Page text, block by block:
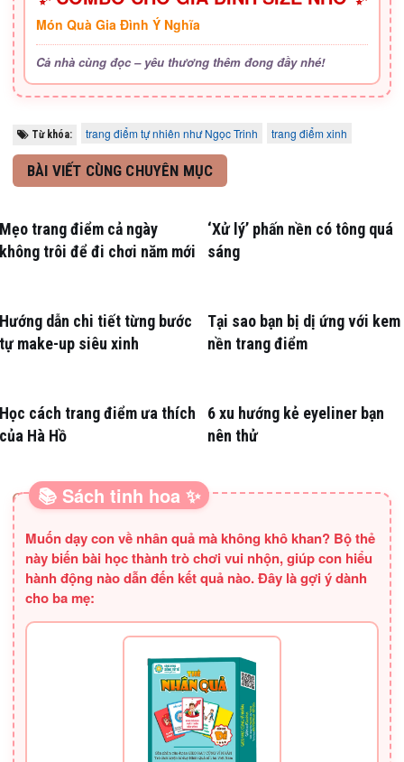
Món Quà Gia Đình Ý Nghĩa
Cả nhà cùng đọc – yêu thương thêm đong đầy nhé!
Từ khóa: trang điểm tự nhiên như Ngọc Trinh trang điểm xinh
BÀI VIẾT CÙNG CHUYÊN MỤC
Mẹo trang điểm cả ngày
không trôi để đi chơi năm mới
‘Xử lý’ phấn nền có tông quá
sáng
Hướng dẫn chi tiết từng bước
tự make-up siêu xinh
Tại sao bạn bị dị ứng với kem
nền trang điểm
Học cách trang điểm ưa thích
của Hà Hồ
6 xu hướng kẻ eyeliner bạn
nên thử
SÁCH HAY CHO BA MẸ
📚 Sách tinh hoa ✨
Muốn dạy con về nhân quả mà không khô khan? Bộ thẻ
này biến bài học thành trò chơi vui nhộn, giúp con hiểu
hành động nào dẫn đến kết quả nào. Đây là gợi ý dành
cho ba mẹ: